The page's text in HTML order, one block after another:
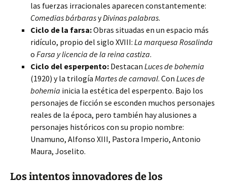
las fuerzas irracionales aparecen constantemente:
Comedias bárbarasyDivinas palabras.
Ciclo de la farsa:Obras situadas en un espacio más
ridículo, propio del siglo XVIII: La marquesa Rosalinda
o Farsa y licencia de la reina castiza.
Ciclo del esperpento: Destacan Luces de bohemia
(1920) y la trilogía Martes de carnaval. Con Luces de
bohemia inicia la estética del esperpento. Bajo los
personajes de ficción se esconden muchos personajes
reales de la época, pero también hay alusiones a
personajes históricos con su propio nombre:
Unamuno, Alfonso XIII, Pastora Imperio, Antonio
Maura, Joselito.
Los intentos innovadores de los